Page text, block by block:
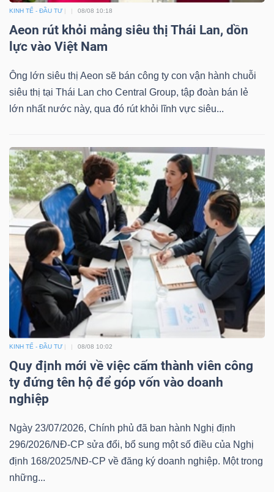
KINH TẾ - ĐẦU TƯ 08/08 10:18
Aeon rút khỏi mảng siêu thị Thái Lan, dồn
lực vào Việt Nam
Ông lớn siêu thị Aeon sẽ bán công ty con vận hành chuỗi
siêu thị tại Thái Lan cho Central Group, tập đoàn bán lẻ
lớn nhất nước này, qua đó rút khỏi lĩnh vực siêu...
KINH TẾ - ĐẦU TƯ 08/08 10:02
Quy định mới về việc cấm thành viên công
ty đứng tên hộ để góp vốn vào doanh
nghiệp
Ngày 23/07/2026, Chính phủ đã ban hành Nghị định
296/2026/NĐ-CP sửa đổi, bổ sung một số điều của Nghị
định 168/2025/NĐ-CP về đăng ký doanh nghiệp. Một trong
những...